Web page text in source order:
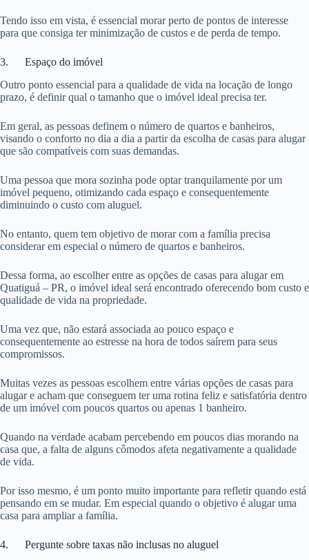
Tendo isso em vista, é essencial morar perto de pontos de interesse
para que consiga ter minimização de custos e de perda de tempo.
3. Espaço do imóvel
Outro ponto essencial para a qualidade de vida na locação de longo
prazo, é definir qual o tamanho que o imóvel ideal precisa ter.
Em geral, as pessoas definem o número de quartos e banheiros,
visando o conforto no dia a dia a partir da escolha de casas para alugar
que são compatíveis com suas demandas.
Uma pessoa que mora sozinha pode optar tranquilamente por um
imóvel pequeno, otimizando cada espaço e consequentemente
diminuindo o custo com aluguel.
No entanto, quem tem objetivo de morar com a família precisa
considerar em especial o número de quartos e banheiros.
Dessa forma, ao escolher entre as opções de casas para alugar em
Quatiguá – PR, o imóvel ideal será encontrado oferecendo bom custo e
qualidade de vida na propriedade.
Uma vez que, não estará associada ao pouco espaço e
consequentemente ao estresse na hora de todos saírem para seus
compromissos.
Muitas vezes as pessoas escolhem entre várias opções de casas para
alugar e acham que conseguem ter uma rotina feliz e satisfatória dentro
de um imóvel com poucos quartos ou apenas 1 banheiro.
Quando na verdade acabam percebendo em poucos dias morando na
casa que, a falta de alguns cômodos afeta negativamente a qualidade
de vida.
Por isso mesmo, é um ponto muito importante para refletir quando está
pensando em se mudar. Em especial quando o objetivo é alugar uma
casa para ampliar a família.
4. Pergunte sobre taxas não inclusas no aluguel